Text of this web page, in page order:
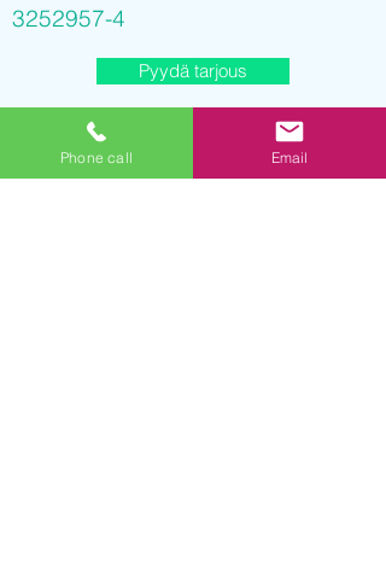
3252957-4
Pyydä tarjous
Phone call Email